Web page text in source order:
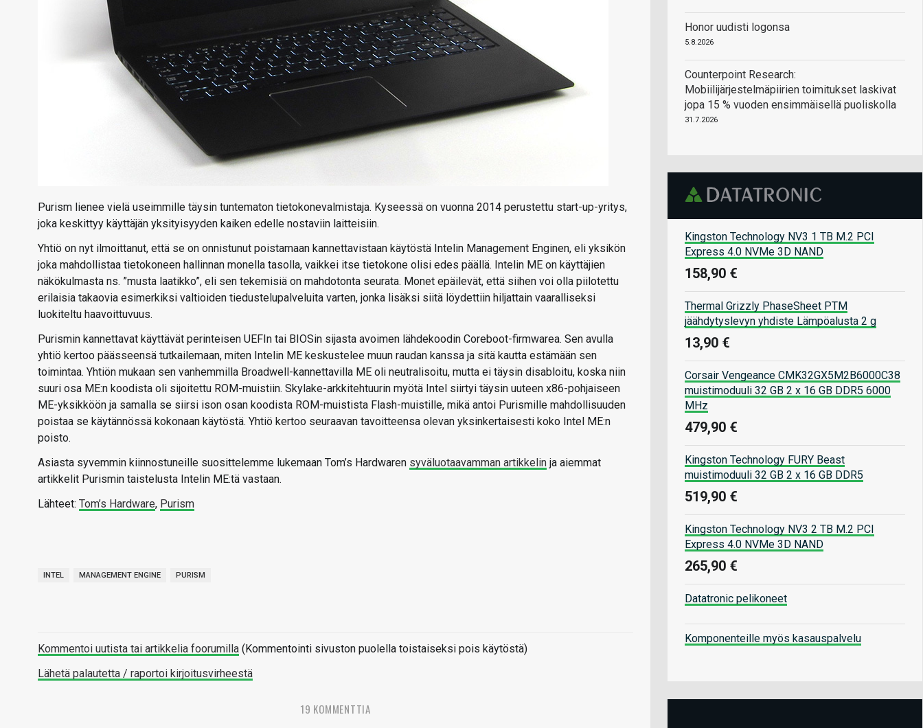
Purism lienee vielä useimmille täysin tuntematon tietokonevalmistaja. Kyseessä on vuonna 2014 perustettu start-up-yritys,
joka keskittyy käyttäjän yksityisyyden kaiken edelle nostaviin laitteisiin.
Yhtiö on nyt ilmoittanut, että se on onnistunut poistamaan kannettavistaan käytöstä Intelin Management Enginen, eli yksikön
joka mahdollistaa tietokoneen hallinnan monella tasolla, vaikkei itse tietokone olisi edes päällä. Intelin ME on käyttäjien
näkökulmasta ns. ”musta laatikko”, eli sen tekemisiä on mahdotonta seurata. Monet epäilevät, että siihen voi olla piilotettu
erilaisia takaovia esimerkiksi valtioiden tiedustelupalveluita varten, jonka lisäksi siitä löydettiin hiljattain vaaralliseksi
luokiteltu haavoittuvuus.
Purismin kannettavat käyttävät perinteisen UEFIn tai BIOSin sijasta avoimen lähdekoodin Coreboot-firmwarea. Sen avulla
yhtiö kertoo päässeensä tutkailemaan, miten Intelin ME keskustelee muun raudan kanssa ja sitä kautta estämään sen
toimintaa. Yhtiön mukaan sen vanhemmilla Broadwell-kannettavilla ME oli neutralisoitu, mutta ei täysin disabloitu, koska niin
suuri osa ME:n koodista oli sijoitettu ROM-muistiin. Skylake-arkkitehtuurin myötä Intel siirtyi täysin uuteen x86-pohjaiseen
ME-yksikköön ja samalla se siirsi ison osan koodista ROM-muistista Flash-muistille, mikä antoi Purismille mahdollisuuden
poistaa se käytännössä kokonaan käytöstä. Yhtiö kertoo seuraavan tavoitteensa olevan yksinkertaisesti koko Intel ME:n
poisto.
Asiasta syvemmin kiinnostuneille suosittelemme lukemaan Tom’s Hardwaren syväluotaavamman artikkelin ja aiemmat
artikkelit Purismin taistelusta Intelin ME:tä vastaan.
Lähteet: Tom’s Hardware, Purism
INTEL MANAGEMENT ENGINE PURISM
Kommentoi uutista tai artikkelia foorumilla (Kommentointi sivuston puolella toistaiseksi pois käytöstä)
Lähetä palautetta / raportoi kirjoitusvirheestä
19 KOMMENTTIA
Honor uudisti logonsa
5.8.2026
Counterpoint Research:
Mobiilijärjestelmäpiirien toimitukset laskivat
jopa 15 % vuoden ensimmäisellä puoliskolla
31.7.2026
Kingston Technology NV3 1 TB M.2 PCI
Express 4.0 NVMe 3D NAND
158,90 €
Thermal Grizzly PhaseSheet PTM
jäähdytyslevyn yhdiste Lämpöalusta 2 g
13,90 €
Corsair Vengeance CMK32GX5M2B6000C38
muistimoduuli 32 GB 2 x 16 GB DDR5 6000
MHz
479,90 €
Kingston Technology FURY Beast
muistimoduuli 32 GB 2 x 16 GB DDR5
519,90 €
Kingston Technology NV3 2 TB M.2 PCI
Express 4.0 NVMe 3D NAND
265,90 €
Datatronic pelikoneet
Komponenteille myös kasauspalvelu